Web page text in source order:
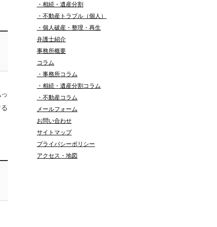
・相続・遺産分割
・不動産トラブル（個人）
・個人破産・整理・再生
弁護士紹介
事務所概要
コラム
・事務所コラム
・相続・遺産分割コラム
・不動産コラム
メールフォーム
お問い合わせ
サイトマップ
プライバシーポリシー
アクセス・地図